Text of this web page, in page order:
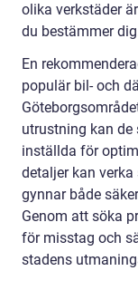
olika verkstäder
du bestämmer
En
populär bil- och
utrustning kan
inställda för
detaljer kan
gynnar både
Genom att söka
för misstag och
stadens